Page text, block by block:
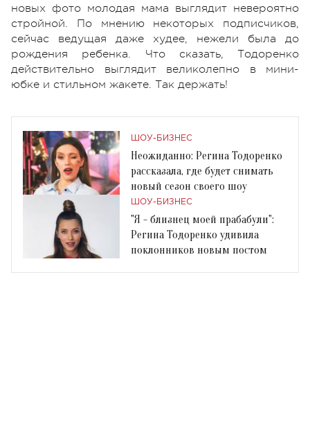
новых фото молодая мама выглядит невероятно
стройной. По мнению некоторых подписчиков,
сейчас ведущая даже худее, нежели была до
рождения ребенка. Что сказать, Тодоренко
действительно выглядит великолепно в мини-
юбке и стильном жакете. Так держать!
ШОУ-БИЗНЕС
Неожиданно: Регина Тодоренко
рассказала, где будет снимать
новый сезон своего шоу
ШОУ-БИЗНЕС
"Я - близнец моей прабабули":
Регина Тодоренко удивила
поклонников новым постом